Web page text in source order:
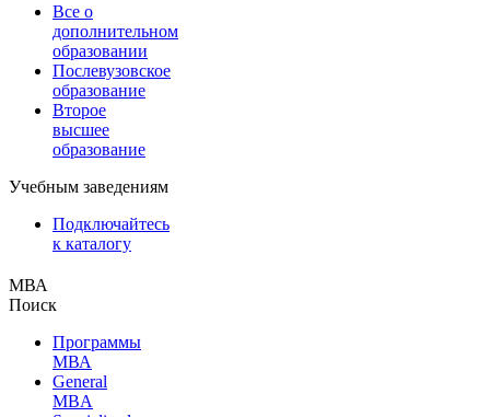
Все о
дополнительном
образовании
Послевузовское
образование
Второе
высшее
образование
Учебным заведениям
Подключайтесь
к каталогу
МВА
Поиск
Программы
МВА
General
MBA